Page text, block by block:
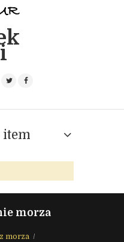
item
morza
morza